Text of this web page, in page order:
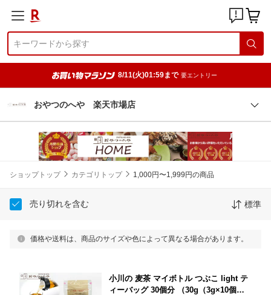
8/11(火)01:59まで 要エントリー
おやつのへや 楽天市場店
ショップトップ カテゴリトップ 1,000円〜1,999円の商品
売り切れを含む 標準
価格や送料は、商品のサイズや色によって異なる場合があります。
小川の 麦茶 マイボトル つぶこ light テ
ィーバッグ 30個分 （30g（3g×10個）×